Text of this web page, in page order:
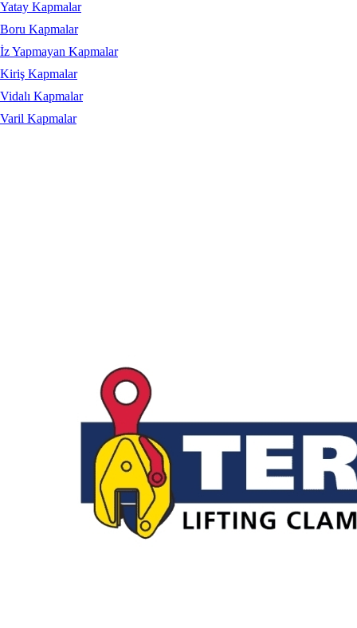
Yatay Kapmalar
Boru Kapmalar
İz Yapmayan Kapmalar
Kiriş Kapmalar
Vidalı Kapmalar
Varil Kapmalar